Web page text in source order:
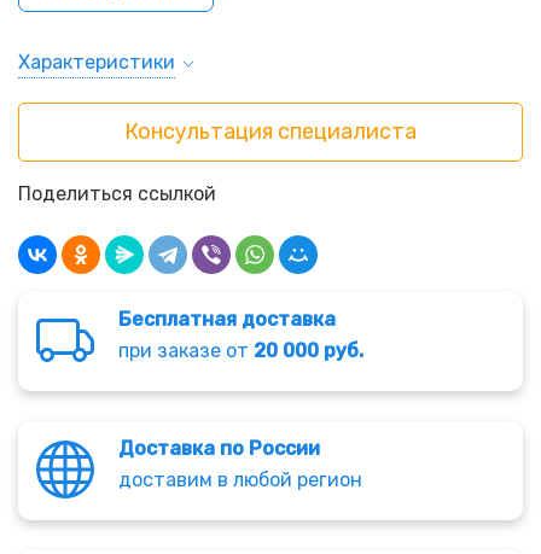
Характеристики
Консультация специалиста
Поделиться ссылкой
Бесплатная доставка
при заказе от 20 000 руб.
Доставка по России
доставим в любой регион